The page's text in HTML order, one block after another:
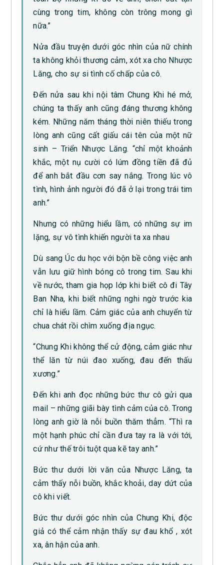
cùng trong tim, không còn trông mong gì
nữa.”
Nửa đầu truyện dưới góc nhìn của nữ chính
ta không khỏi thương cảm, xót xa cho Nhược
Lăng, cho sự si tình cố chấp của cô.
Đến nửa sau khi nội tâm Chung Khi hé mở,
chúng ta thấy anh cũng đáng thương không
kém. Những năm tháng thời niên thiếu trong
lòng anh cũng cất giấu cái tên của một nữ
sinh – Triển Nhược Lăng. “chỉ một khoảnh
khắc, một nụ cười có lúm đồng tiền đã đủ
để anh bắt đầu cơn say nắng. Trong lúc vô
tình, hình ảnh người đó đã ở lại trong trái tim
anh.”
Nhưng có những hiểu lầm, có những sự im
lặng, sự vô tình khiến người ta xa nhau
Dù sang Úc du học với bộn bề công việc anh
vẫn lưu giữ hình bóng cô trong tim. Sau khi
về nước, tham gia họp lớp khi biết cô đi Tây
Ban Nha, khi biết những nghi ngờ trước kia
chỉ là hiểu lầm. Cảm giác của anh chuyển từ
chua chát rồi chìm xuống địa ngục.
“Chung Khi không thể cử động, cảm giác như
thể lăn từ núi đao xuống, đau đến thấu
xương.”
Đến khi anh đọc những bức thư cô gửi qua
mail – những giãi bày tình cảm của cô. Trong
lòng anh giờ là nỗi buồn thăm thẳm. “Thì ra
một hạnh phúc chỉ cần đưa tay ra là với tới,
cứ như thế trôi tuột qua kẽ tay anh.”
Bức thư dưới lời văn của Nhược Lăng, ta
cảm thấy nỗi buồn, khắc khoải, day dứt của
cô khi viết.
Bức thư dưới góc nhìn của Chung Khi, độc
giả có thể cảm nhận thấy sự đau khổ , xót
xa, ân hận của anh.